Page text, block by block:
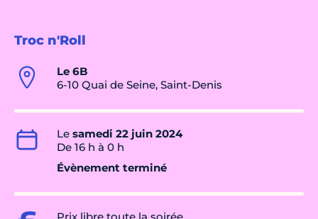
Troc n'Roll
Le 6B
6-10 Quai de Seine, Saint-Denis
Le samedi 22 juin 2024
De 16 h à 0 h
Évènement terminé